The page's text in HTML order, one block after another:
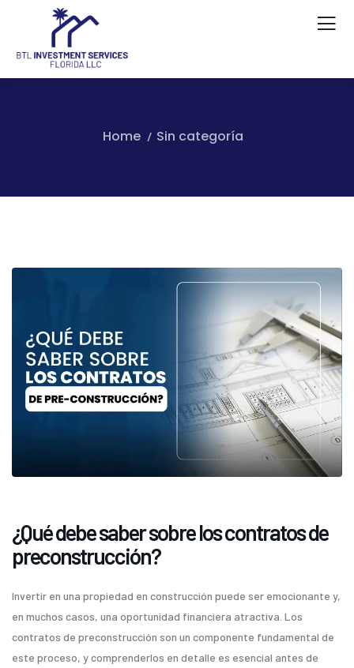
Home Sin categoría
¿Qué debe saber sobre los contratos de
preconstrucción?
Invertir en una propiedad en construcción puede ser emocionante y,
en muchos casos, una oportunidad financiera atractiva. Los
contratos de preconstrucción son un componente fundamental de
este proceso, y comprenderlos en detalle es esencial antes de